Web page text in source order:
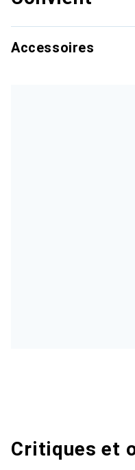
Accessoires
Critiques et